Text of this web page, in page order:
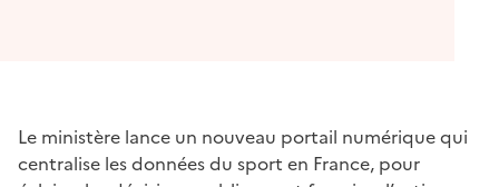
Le ministère lance un nouveau portail numérique qui
centralise les données du sport en France, pour